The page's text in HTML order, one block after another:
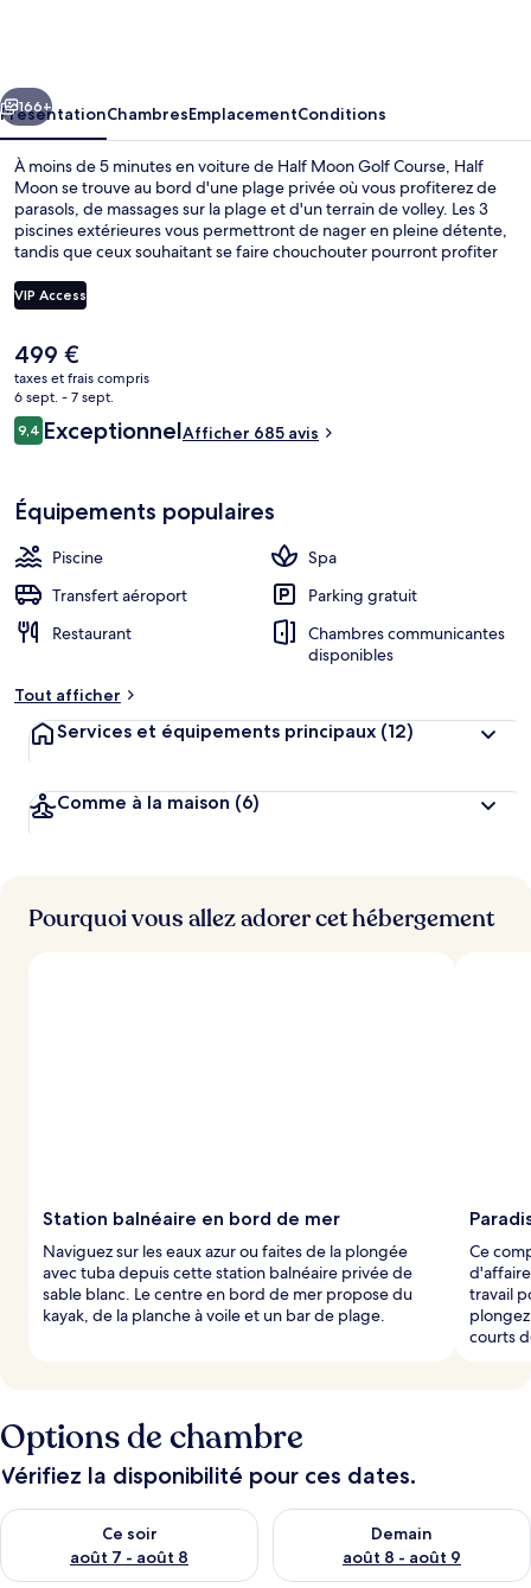
Suivant
166+
PrésentationChambresEmplacementConditions
À moins de 5 minutes en voiture de Half Moon Golf Course, Half
Moon se trouve au bord d'une plage privée où vous profiterez de
parasols, de massages sur la plage et d'un terrain de volley. Les 3
piscines extérieures vous permettront de nager en pleine détente,
tandis que ceux souhaitant se faire chouchouter pourront profiter
soins d'aromathérapie. Les options de restauration comprennent 5
restaurants, tandis que les 7 bars/salons vous invitent à siroter des
également profiter d'un terrain de golf, d'un bar à la plage et d'une
salle de fitness. Le personnel attentionné et la présentation
générale remportent un franc succès auprès des autres voyageurs.
VIP Access
Le
prix
actuel
est
de
499 €
taxes et frais compris
6 sept. - 7 sept.
Avis
voyageurs
9,49,4 sur 10
ExceptionnelAfficher 685 avis
Équipements populaires
Piscine
Spa
Transfert aéroport
Parking gratuit
Restaurant
Chambres communicantes
disponibles
Tout afficher
Services et équipements principaux (12)
Comme à la maison (6)
Pourquoi vous allez adorer cet hébergement
Station balnéaire en bord de mer
Naviguez sur les eaux azur ou faites de la plongée
avec tuba depuis cette station balnéaire privée de
sable blanc. Le centre en bord de mer propose du
kayak, de la planche à voile et un bar de plage.
Ce
travail
courts
Options de chambre
Vérifiez la disponibilité pour ces dates.
Ce soir
août 7 - août 8
Vérifier la disponibilité pour ce soir août 7 - août 8
Demain
août 8 - août 9
Vérifier la disponibilité pour